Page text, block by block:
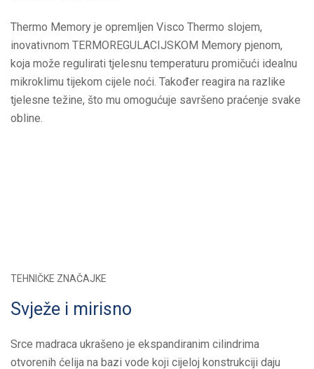
Thermo Memory je opremljen Visco Thermo slojem,
inovativnom TERMOREGULACIJSKOM Memory pjenom,
koja može regulirati tjelesnu temperaturu promičući idealnu
mikroklimu tijekom cijele noći. Također reagira na razlike
tjelesne težine, što mu omogućuje savršeno praćenje svake
obline.
TEHNIČKE ZNAČAJKE
Svježe i mirisno
Srce madraca ukrašeno je ekspandiranim cilindrima
otvorenih ćelija na bazi vode koji cijeloj konstrukciji daju